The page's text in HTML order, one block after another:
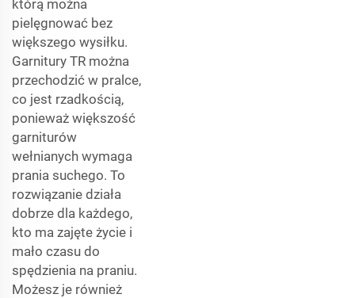
którą można
pielęgnować bez
większego wysiłku.
Garnitury TR można
przechodzić w pralce,
co jest rzadkością,
ponieważ większość
garniturów
wełnianych wymaga
prania suchego. To
rozwiązanie działa
dobrze dla każdego,
kto ma zajęte życie i
mało czasu do
spędzienia na praniu.
Możesz je również